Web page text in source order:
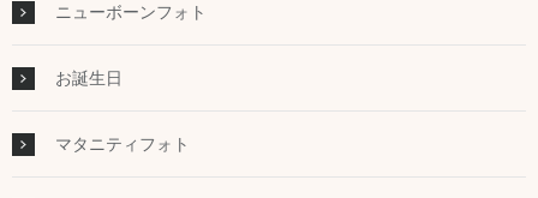
ニューボーンフォト
お誕生日
マタニティフォト